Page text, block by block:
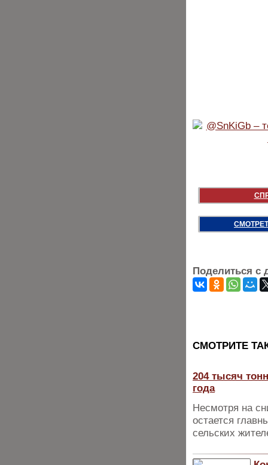
Поделиться с
CМОТРИТЕ
204 тысяч
года
Несмотря на
остается
сельских